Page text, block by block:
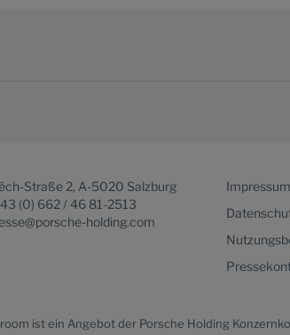
Straße 2, A-5020 Salzburg
(0) 662 / 46 81-2513
holding.com
Impressum
ist ein Angebot der Porsche Holding